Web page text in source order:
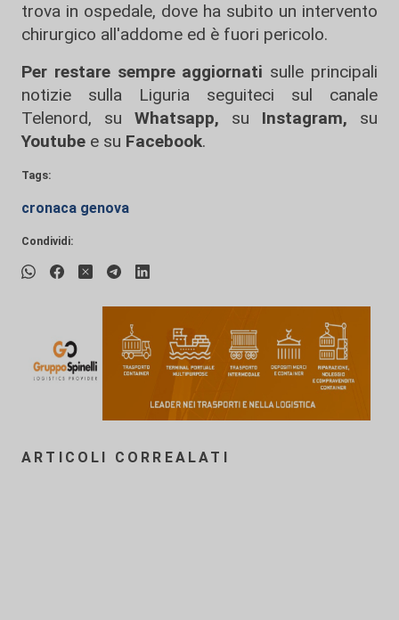
trova in ospedale, dove ha subito un intervento
chirurgico all'addome ed è fuori pericolo.
Per restare sempre aggiornati sulle principali
notizie sulla Liguria seguiteci sul canale
Telenord, su
Whatsapp, su Instagram, su
Youtube e su Facebook.
Tags:
cronaca genova
Condividi:
ARTICOLI CORREALATI